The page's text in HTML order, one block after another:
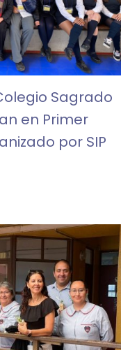
Sagrado
en Primer
por SIP